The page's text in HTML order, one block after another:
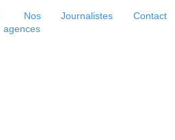
Nos
agences
Journalistes Contact